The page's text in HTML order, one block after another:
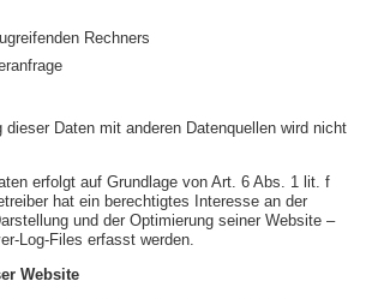
Rechners
dieser Daten mit anderen Datenquellen wird nicht
erfolgt auf Grundlage von Art. 6 Abs. 1 lit. f
hat ein berechtigtes Interesse an der
und der Optimierung seiner Website –
Log-Files erfasst werden.
Website